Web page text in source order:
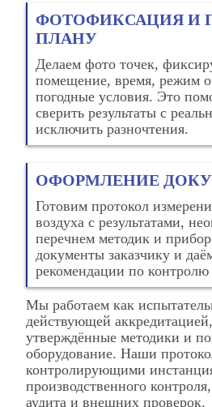
ФОТОФИКСАЦИЯ И
ПЛАНУ
Делаем фото точек,
помещение, время, режим
погодные условия. Это
сверить результаты с
исключить разночтения.
ОФОРМЛЕНИЕ
Готовим протокол
воздуха с результатами,
перечнем методик и
документы заказчику и
рекомендации по
Мы работаем как
действующей
утверждённые методики и
оборудование. Наши
контролирующими
производственного
аудита и внешних проверок.